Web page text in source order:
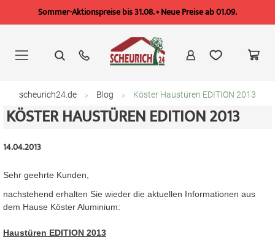
Sommer-Aktionspreise bis 31.08. • Neue Preise ab 01.09.
springen
scheurich24.de Blog Köster Haustüren EDITION 2013
KÖSTER HAUSTÜREN EDITION 2013
14.04.2013
Sehr geehrte Kunden,
nachstehend erhalten Sie wieder die aktuellen Informationen aus
dem Hause Köster Aluminium:
Haustüren EDITION 2013